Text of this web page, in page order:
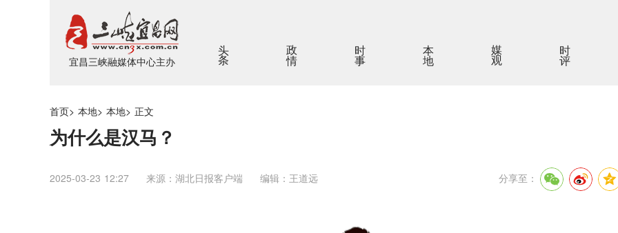
宜昌三峡融媒体中心主办
头条 政情 时事 本地 媒观 时评
首页> 本地> 本地> 正文
为什么是汉马？
2025-03-23 12:27 来源：湖北日报客户端 编辑：王道远 分享至：